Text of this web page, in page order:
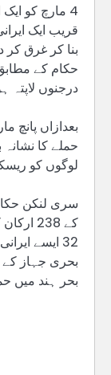
4 مارچ کو
قریب ایک
بنا کر غرق
درجنوں لاپتہ
بعدازاں پانچ
حملے کا نشانہ
لوگوں کو
کے 238
32 ایسے
بحری جہاز
بحر ہند میں